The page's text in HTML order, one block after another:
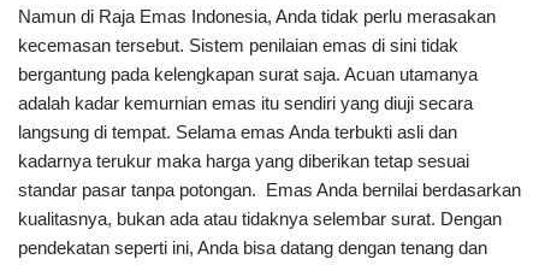
Namun di Raja Emas Indonesia, Anda tidak perlu merasakan
kecemasan tersebut. Sistem penilaian emas di sini tidak
bergantung pada kelengkapan surat saja. Acuan utamanya
adalah kadar kemurnian emas itu sendiri yang diuji secara
langsung di tempat. Selama emas Anda terbukti asli dan
kadarnya terukur maka harga yang diberikan tetap sesuai
standar pasar tanpa potongan. Emas Anda bernilai berdasarkan
kualitasnya, bukan ada atau tidaknya selembar surat. Dengan
pendekatan seperti ini, Anda bisa datang dengan tenang dan